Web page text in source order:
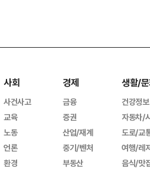
사회
사건사고
교육
노동
언론
환경
경제
금융
증권
산업/재계
중기/벤처
부동산
생활/
건강정보
자동차/
도로/교
여행/레
음식/맛